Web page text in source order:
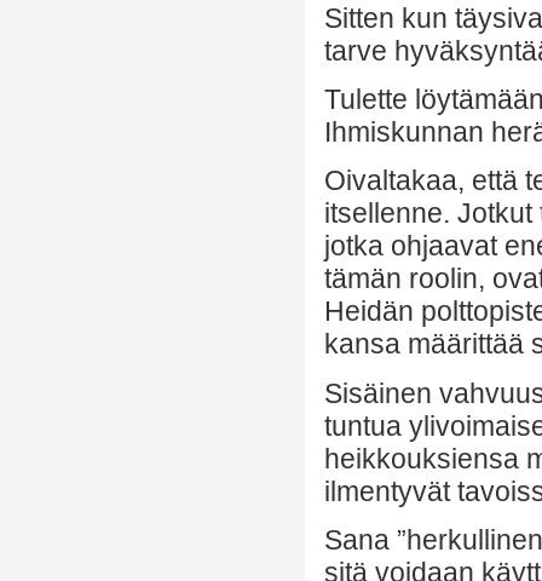
Sitten kun
tarve
Tulette
Ihmiskunnan
Oivaltakaa, että
itsellenne.
jotka ohjaavat
tämän roolin,
Heidän
kansa määrittää
Sisäinen
tuntua
heikkouksiensa
ilmentyvät
Sana
sitä voidaan